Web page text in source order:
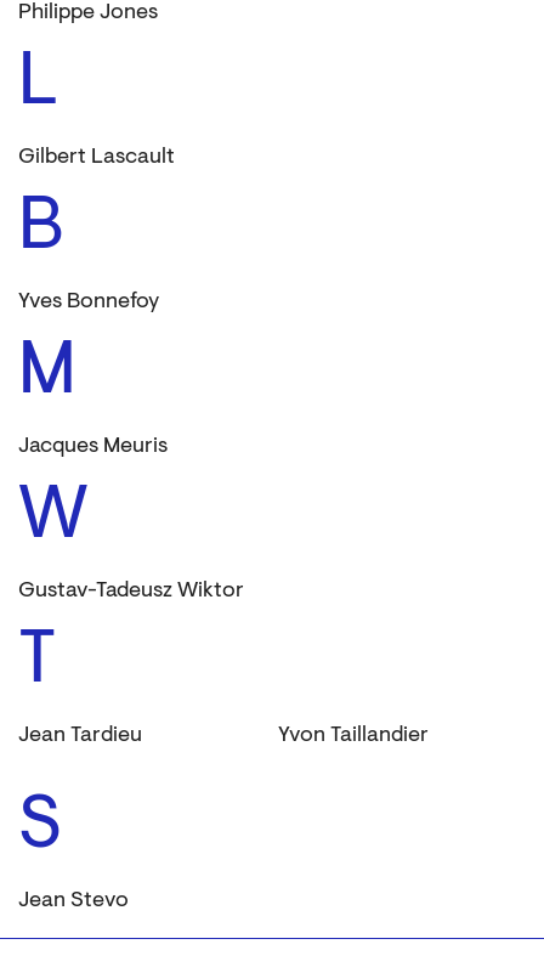
Philippe Jones
L
Gilbert Lascault
B
Yves Bonnefoy
M
Jacques Meuris
W
Gustav-Tadeusz Wiktor
T
Jean Tardieu Yvon Taillandier
S
Jean Stevo